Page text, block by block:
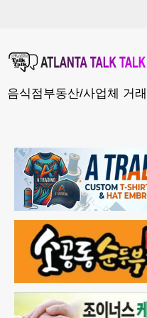
음식점부동산/사업체 거래